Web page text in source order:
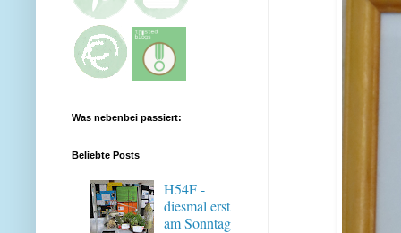
Was nebenbei passiert:
Beliebte Posts
H54F -
diesmal erst
am Sonntag